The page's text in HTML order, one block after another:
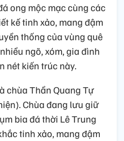
ong mộc mạc cùng các
kế tinh xảo, mang đậm
thống của vùng quê
ngõ, xóm, gia đình
nét kiến trúc này.
chùa Thần Quang Tự
Chùa đang lưu giữ
bia đá thời Lê Trung
tinh xảo, mang đậm